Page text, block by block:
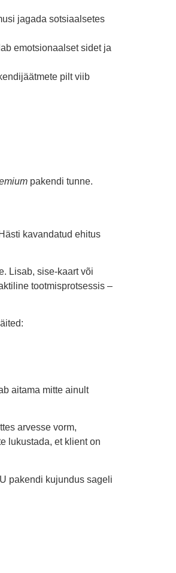
jagada sotsiaalsetes
emotsionaalset sidet ja
pilt viib
pakendi tunne.
kavandatud ehitus
Lisab, sise-kaart või
tootmisprotsessis –
aitama mitte ainult
arvesse vorm,
lukustada, et klient on
pakendi kujundus sageli